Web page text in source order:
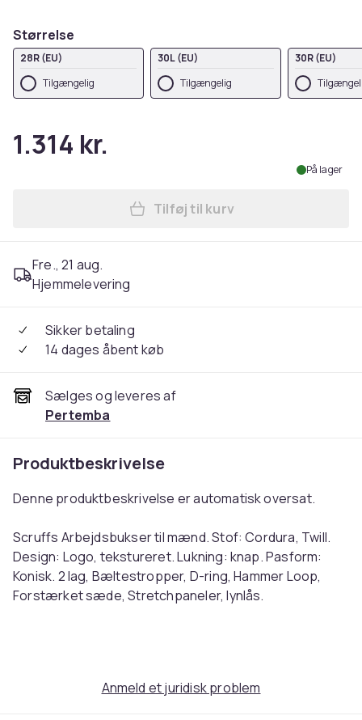
Størrelse
28R (EU)
Tilgængelig
30L (EU)
Tilgængelig
30R (EU)
1.314 kr.
På lager
Læg Scruffs
Tilføj til kurv
Fre., 21 aug.
Hjemmelevering
Sikker betaling
14 dages åbent køb
Sælges og leveres af
Pertemba
Produktbeskrivelse
Denne produktbeskrivelse er automatisk oversat.
Scruffs Arbejdsbukser til mænd. Stof: Cordura, Twill.
Design: Logo, tekstureret. Lukning: knap. Pasform:
Konisk. 2 lag, Bæltestropper, D-ring, Hammer Loop,
Forstærket sæde, Stretchpaneler, lynlås.
Anmeld et juridisk problem